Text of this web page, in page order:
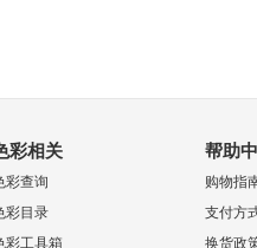
彩相关
彩查询
彩目录
彩工具箱
帮助
购物指
支付方
换货政